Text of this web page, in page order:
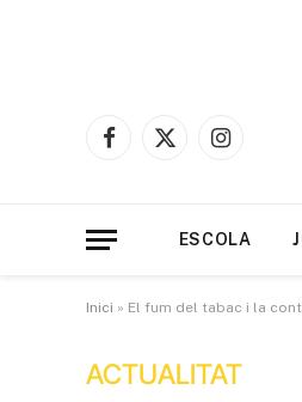
Facebook
X
Instagram
ESCOLA
Inici » El fum del tabac i la
ACTUALITAT